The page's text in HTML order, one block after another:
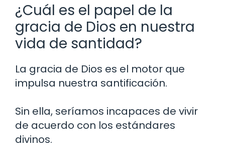
¿Cuál es el papel de la
gracia de Dios en nuestra
vida de santidad?
La gracia de Dios es el motor que
impulsa nuestra santificación.
Sin ella, seríamos incapaces de vivir
de acuerdo con los estándares
divinos.